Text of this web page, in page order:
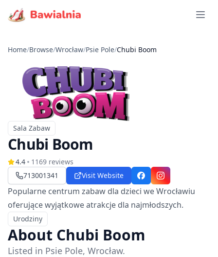
Open
Home/Browse/Wrocław/Psie Pole/Chubi Boom
Typ
Sala Zabaw
Chubi Boom
4.4 1169 reviews
713001341
Visit Website FacebookInstagram
Popularne centrum zabaw dla dzieci we Wrocławiu
oferujące wyjątkowe atrakcje dla najmłodszych.
Usługi Dodatkowe
Urodziny
About Chubi Boom
Listed in Psie Pole, Wrocław.